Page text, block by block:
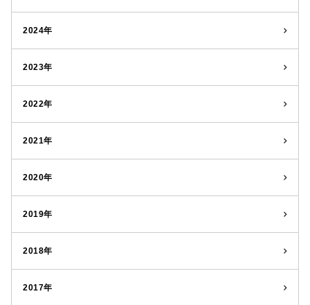
2024年
2023年
2022年
2021年
2020年
2019年
2018年
2017年